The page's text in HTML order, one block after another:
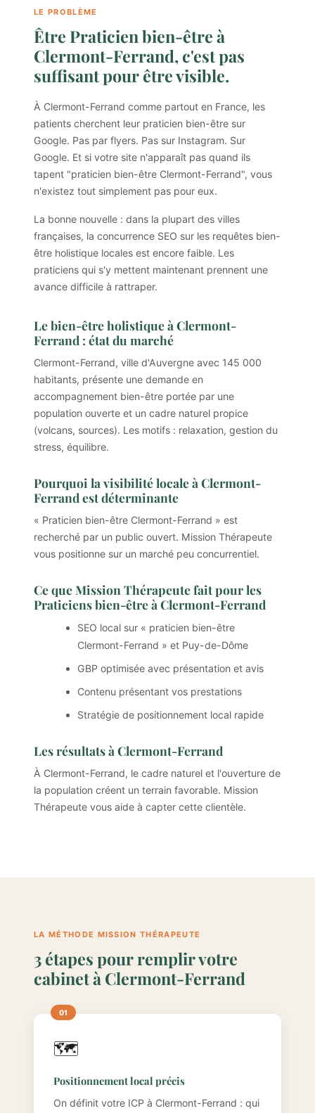
LE PROBLÈME
Être Praticien bien-être à
Clermont-Ferrand, c'est pas
suffisant pour être visible.
À Clermont-Ferrand comme partout en France, les
patients cherchent leur praticien bien-être sur
Google. Pas par flyers. Pas sur Instagram. Sur
Google. Et si votre site n'apparaît pas quand ils
tapent "praticien bien-être Clermont-Ferrand", vous
n'existez tout simplement pas pour eux.
La bonne nouvelle : dans la plupart des villes
françaises, la concurrence SEO sur les requêtes bien-
être holistique locales est encore faible. Les
praticiens qui s'y mettent maintenant prennent une
avance difficile à rattraper.
Le bien-être holistique à Clermont-
Ferrand : état du marché
Clermont-Ferrand, ville d'Auvergne avec 145 000
habitants, présente une demande en
accompagnement bien-être portée par une
population ouverte et un cadre naturel propice
(volcans, sources). Les motifs : relaxation, gestion du
stress, équilibre.
Pourquoi la visibilité locale à Clermont-
Ferrand est déterminante
« Praticien bien-être Clermont-Ferrand » est
recherché par un public ouvert. Mission Thérapeute
vous positionne sur un marché peu concurrentiel.
Ce que Mission Thérapeute fait pour les
Praticiens bien-être à Clermont-Ferrand
SEO local sur « praticien bien-être
Clermont-Ferrand » et Puy-de-Dôme
GBP optimisée avec présentation et avis
Contenu présentant vos prestations
Stratégie de positionnement local rapide
Les résultats à Clermont-Ferrand
À Clermont-Ferrand, le cadre naturel et l'ouverture de
la population créent un terrain favorable. Mission
Thérapeute vous aide à capter cette clientèle.
LA MÉTHODE MISSION THÉRAPEUTE
3 étapes pour remplir votre
cabinet à Clermont-Ferrand
🗺️
Positionnement local précis
On définit votre ICP à Clermont-Ferrand : qui